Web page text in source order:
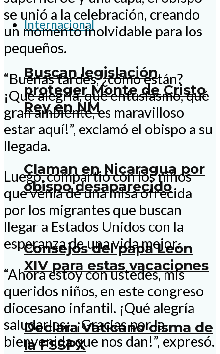
Internacional
Buscan legislación
proteger Monte de Cristo
Rey en NM
Claman en Nicaragua por
obispo desaparecido
Consejos del papa León
XIV para estas vacaciones
Declara Vaticano cisma de
la FSSPX
se unió a la celebración, creando
un momento inolvidable para los
pequeños.
“Buenas tardes, ¿cómo están?
¡Qué alegría, qué entusiasmo, qué
gran ambiente, es maravilloso
estar aquí!”, exclamó el obispo a su
llegada.
Luego, compartió con los niños
que venía de una misa ofrecida
por los migrantes que buscan
llegar a Estados Unidos con la
esperanza de una vida mejor.
“Ahora estoy con ustedes, mis
queridos niños, en este congreso
diocesano infantil. ¡Qué alegría
saludarlos¡, ¡Gracias por la
bienvenida que nos dan!”, expresó.